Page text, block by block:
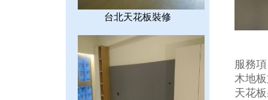
台北天花板裝修
服務
木地
天花